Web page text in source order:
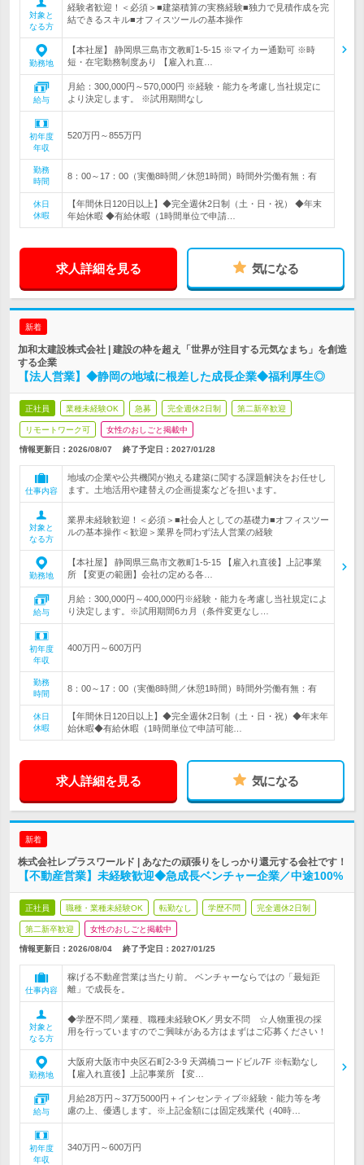
対象と
なる方
経験者歓迎！＜必須＞■建築積算の実務経験■独力で見積作成を完
結できるスキル■オフィスツールの基本操作
勤務地
【本社屋】 静岡県三島市文教町1-5-15 ※マイカー通勤可 ※時
短・在宅勤務制度あり 【雇入れ直…
給与
月給：300,000円～570,000円 ※経験・能力を考慮し当社規定に
より決定します。 ※試用期間なし
初年度
年収
520万円～855万円
勤務
時間
8：00～17：00（実働8時間／休憩1時間）時間外労働有無：有
休日
休暇
【年間休日120日以上】◆完全週休2日制（土・日・祝） ◆年末
年始休暇 ◆有給休暇（1時間単位で申請…
求人詳細を見る 気になる
新着
加和太建設株式会社 | 建設の枠を超え「世界が注目する元気なまち」を創造
する企業
【法人営業】◆静岡の地域に根差した成長企業◆福利厚生◎
正社員 業種未経験OK 急募 完全週休2日制 第二新卒歓迎
リモートワーク可 女性のおしごと掲載中
情報更新日：2026/08/07 終了予定日： 2027/01/28
仕事内容
地域の企業や公共機関が抱える建築に関する課題解決をお任せし
ます。土地活用や建替えの企画提案などを担います。
対象と
なる方
業界未経験歓迎！＜必須＞■社会人としての基礎力■オフィスツー
ルの基本操作＜歓迎＞業界を問わず法人営業の経験
勤務地
【本社屋】 静岡県三島市文教町1-5-15 【雇入れ直後】上記事業
所 【変更の範囲】会社の定める各…
給与
月給：300,000円～400,000円※経験・能力を考慮し当社規定によ
り決定します。※試用期間6カ月（条件変更なし…
初年度
年収
400万円～600万円
勤務
時間
8：00～17：00（実働8時間／休憩1時間）時間外労働有無：有
休日
休暇
【年間休日120日以上】◆完全週休2日制（土・日・祝）◆年末年
始休暇◆有給休暇（1時間単位で申請可能…
求人詳細を見る 気になる
新着
株式会社レプラスワールド | あなたの頑張りをしっかり還元する会社です！
【不動産営業】未経験歓迎◆急成長ベンチャー企業／中途100%
正社員 職種・業種未経験OK 転勤なし 学歴不問 完全週休2日制
第二新卒歓迎 女性のおしごと掲載中
情報更新日：2026/08/04 終了予定日： 2027/01/25
仕事内容
稼げる不動産営業は当たり前。 ベンチャーならではの「最短距
離」で成長を。
対象と
なる方
◆学歴不問／業種、職種未経験OK／男女不問 ☆人物重視の採
用を行っていますのでご興味がある方はまずはご応募ください！
勤務地
大阪府大阪市中央区石町2-3-9 天満橋コードビル7F ※転勤なし
【雇入れ直後】上記事業所 【変…
給与
月給28万円～37万5000円＋インセンティブ※経験・能力等を考
慮の上、優遇します。※上記金額には固定残業代（40時…
初年度
年収
340万円～600万円